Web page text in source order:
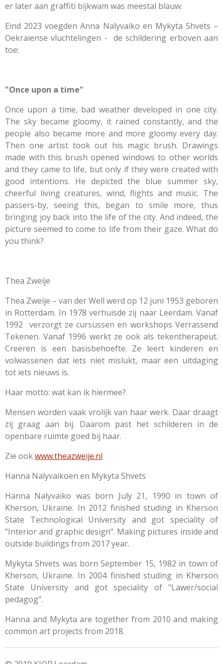
er later aan graffiti bijkwam was meestal blauw.
Eind 2023 voegden Anna Nalyvaiko en Mykyta Shvets –
Oekraïense vluchtelingen - de schildering erboven aan
toe:
"Once upon a time"
Once upon a time, bad weather developed in one city.
The sky became gloomy, it rained constantly, and the
people also became more and more gloomy every day.
Then one artist took out his magic brush. Drawings
made with this brush opened windows to other worlds
and they came to life, but only if they were created with
good intentions. He depicted the blue summer sky,
cheerful living creatures, wind, flights and music. The
passers-by, seeing this, began to smile more, thus
bringing joy back into the life of the city. And indeed, the
picture seemed to come to life from their gaze. What do
you think?
Thea Zweije
Thea Zweije – van der Well werd op 12 juni 1953 geboren
in Rotterdam. In 1978 verhuisde zij naar Leerdam. Vanaf
1992 verzorgt ze cursussen en workshops Verrassend
Tekenen. Vanaf 1996 werkt ze ook als tekentherapeut.
Creëren is een basisbehoefte. Ze leert kinderen en
volwassenen dat iets niet mislukt, maar een uitdaging
tot iets nieuws is.
Haar motto: wat kan ik hiermee?
Mensen worden vaak vrolijk van haar werk. Daar draagt
zij graag aan bij. Daarom past het schilderen in de
openbare ruimte goed bij haar.
Zie ookwww.theazweije.nl
Hanna Nalyvaikoen en Mykyta Shvets
Hanna Nalyvaiko was born July 21, 1990 in town of
Kherson, Ukraine. In 2012 finished studing in Kherson
State Technological University and got speciality of
"Interior and graphic design". Making pictures inside and
outside buildings from 2017 year.
Mykyta Shvets was born September 15, 1982 in town of
Kherson, Ukraine. In 2004 finished studing in Kherson
State University and got speciality of "Lawer/social
pedagog".
Hanna and Mykyta are together from 2010 and making
common art projects from 2018.